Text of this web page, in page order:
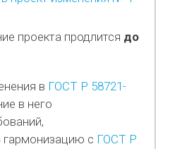
проекта продлится до
в ГОСТ Р 58721-
в него
с ГОСТ Р